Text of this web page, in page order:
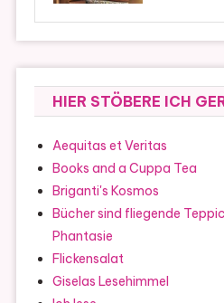
HIER STÖBERE ICH
Aequitas et Veritas
Books and a Cuppa Tea
Briganti's Kosmos
Bücher sind fliegende
Phantasie
Flickensalat
Giselas Lesehimmel